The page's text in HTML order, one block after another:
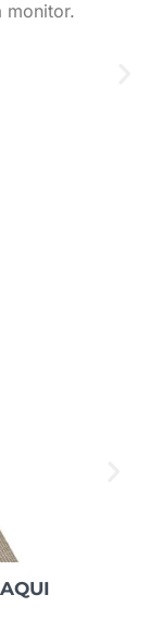
monitor.